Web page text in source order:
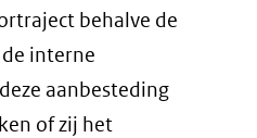
behalve de
interne
aanbesteding
of zij het